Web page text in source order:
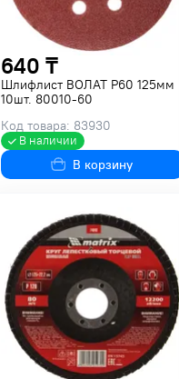
640 ₸
Шлифлист ВОЛАТ P60 125мм
10шт. 80010-60
Код товара: 83930
В наличии
В корзину